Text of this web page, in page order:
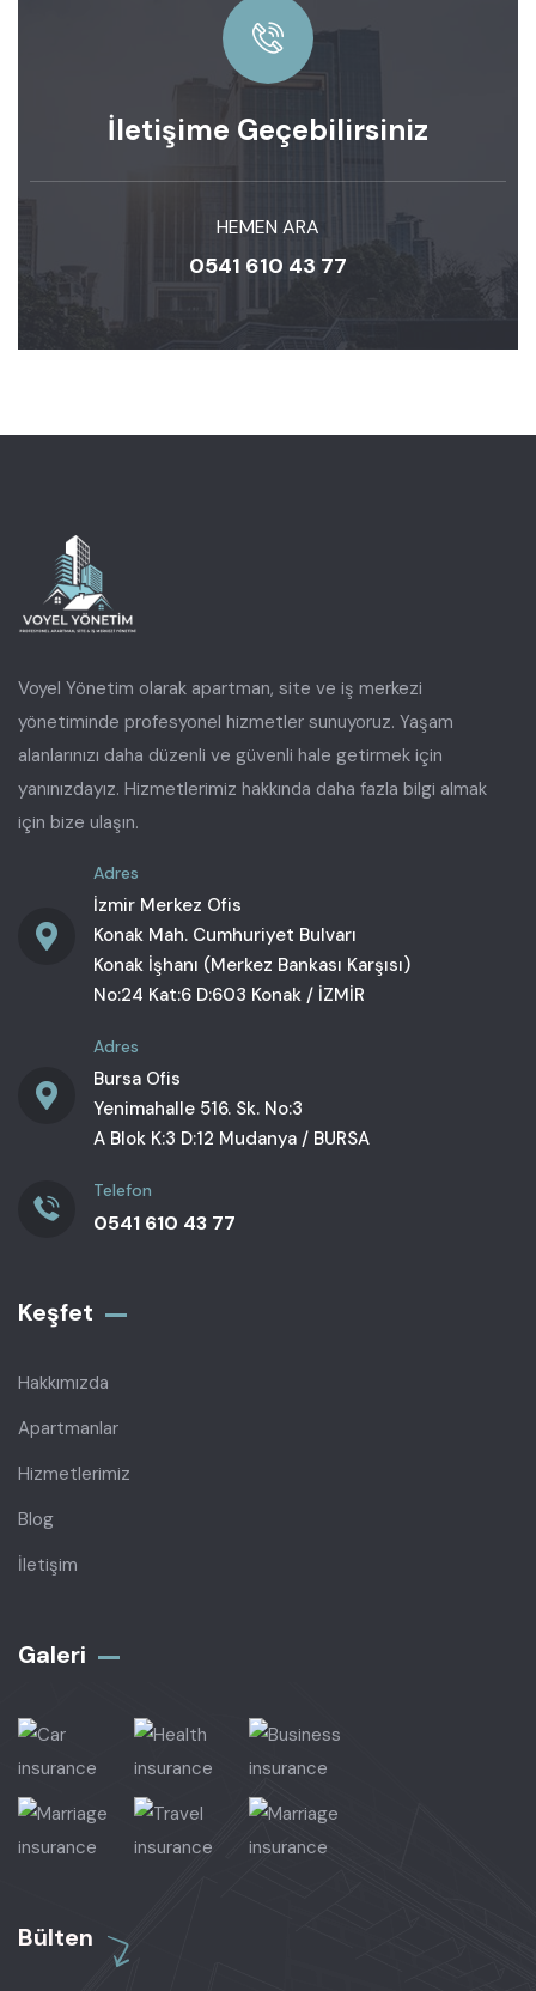
İletişime Geçebilirsiniz
HEMEN ARA
0541 610 43 77
Voyel Yönetim olarak apartman, site ve iş merkezi
yönetiminde profesyonel hizmetler sunuyoruz. Yaşam
alanlarınızı daha düzenli ve güvenli hale getirmek için
yanınızdayız. Hizmetlerimiz hakkında daha fazla bilgi almak
için bize ulaşın.
Adres
İzmir Merkez Ofis
Konak Mah. Cumhuriyet Bulvarı
Konak İşhanı (Merkez Bankası Karşısı)
No:24 Kat:6 D:603 Konak / İZMİR
Adres
Bursa Ofis
Yenimahalle 516. Sk. No:3
A Blok K:3 D:12 Mudanya / BURSA
Telefon
0541 610 43 77
Keşfet
Hakkımızda
Apartmanlar
Hizmetlerimiz
Blog
İletişim
Galeri
Bülten